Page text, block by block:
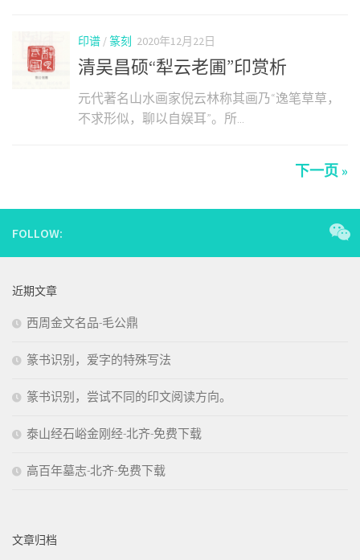
印谱 / 篆刻 2020年12月22日
清吴昌硕“犁云老圃”印赏析
元代著名山水画家倪云林称其画乃“逸笔草草，
不求形似，聊以自娱耳”。所...
下一页 »
FOLLOW:
近期文章
西周金文名品-毛公鼎
篆书识别，爱字的特殊写法
篆书识别，尝试不同的印文阅读方向。
泰山经石峪金刚经-北齐-免费下载
高百年墓志-北齐-免费下载
文章归档